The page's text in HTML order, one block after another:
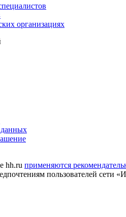
организациях
hh.ru применяются
пользователей сети